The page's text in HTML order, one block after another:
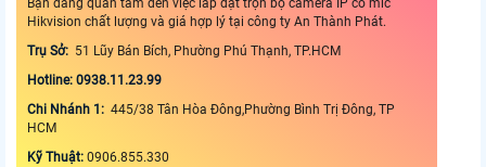
Bạn đang quan tâm đến việc lắp đặt trọn bộ camera IP có mic
Hikvision chất lượng và giá hợp lý tại công ty An Thành Phát.
Trụ Sở: 51 Lũy Bán Bích, Phường Phú Thạnh, TP.HCM
Hotline: 0938.11.23.99
Chi Nhánh 1: 445/38 Tân Hòa Đông,Phường Bình Trị Đông, TP
HCM
Kỹ Thuật: 0906.855.330